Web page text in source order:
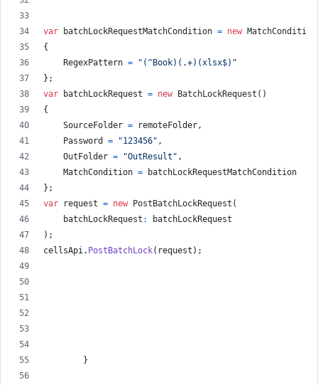
var batchLockRequestMatchCondition = new
{
RegexPattern =
"(^Book)(.+)(xlsx$)"
} ;
var
batchLockRequest = new BatchLockRequest ( )
{
SourceFolder = remoteFolder,
Password
= "123456" ,
OutFolder = "OutResult" ,
MatchCondition =
batchLockRequestMatchCondition
} ;
var
request = new PostBatchLockRequest (
batchLockRequest :
batchLockRequest
) ;
cellsApi. PostBatchLock( request ) ;
}